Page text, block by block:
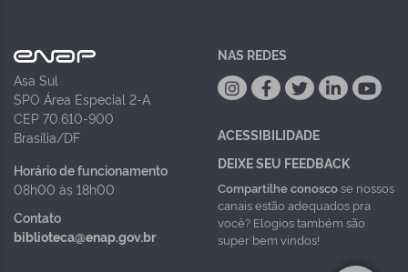
Asa Sul
SPO Área Especial 2-A
CEP 70.610-900
Brasília/DF
Horário de funcionamento
08h00 às 18h00
Contato
biblioteca@enap.gov.br
NAS REDES
ACESSIBILIDADE
DEIXE SEU FEEDBACK
Compartilhe conoscose nossos
canais estão adequados pra
você? Elogios também são
super bem vindos!